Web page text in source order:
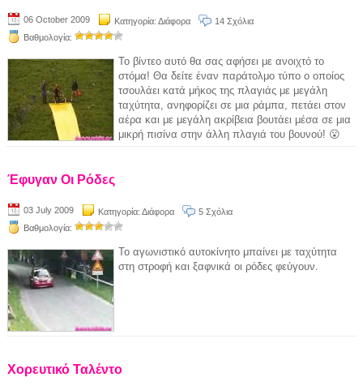
06 October 2009 Κατηγορία: Διάφορα
14 Σχόλια
Βαθμολογία:
Το βίντεο αυτό θα σας αφήσει με ανοιχτό το
στόμα! Θα δείτε έναν παράτολμο τύπο ο οποίος
τσουλάει κατά μήκος της πλαγιάς με μεγάλη
ταχύτητα, ανηφορίζει σε μια ράμπα, πετάει στον
αέρα και με μεγάλη ακρίβεια βουτάει μέσα σε μια
μικρή πισίνα στην άλλη πλαγιά του βουνού! 😮
Έφυγαν Οι Ρόδες
03 July 2009 Κατηγορία: Διάφορα
5 Σχόλια
Βαθμολογία:
Το αγωνιστικό αυτοκίνητο μπαίνει με ταχύτητα
στη στροφή και ξαφνικά οι ρόδες φεύγουν.
Χορευτικό Ταλέντο